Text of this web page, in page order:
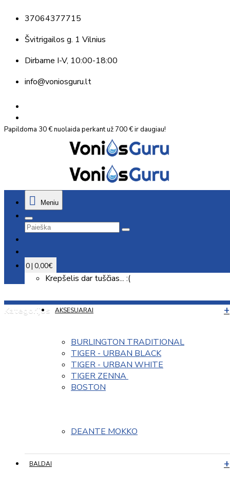
37064377715
Švitrigailos g. 1 Vilnius
Dirbame I-V, 10:00-18:00
info@voniosguru.lt
Papildoma 30 € nuolaida perkant už 700 € ir daugiau!
Meniu
0 | 0,00€
Krepšelis dar tuščias... :(
Kategorijos AKSESUARAI
BURLINGTON TRADITIONAL
TIGER - URBAN BLACK
TIGER - URBAN WHITE
TIGER ZENNA
BOSTON
DEANTE MOKKO
BALDAI